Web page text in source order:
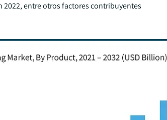
2022, entre otros factores contribuyentes